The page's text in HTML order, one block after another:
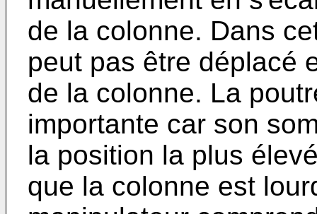
de la colonne. Dans
peut pas être déplacé
de la colonne. La
importante car son
la position la plus
que la colonne est